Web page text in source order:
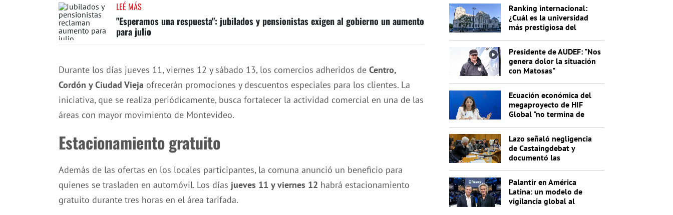
LEÉ MÁS
"Esperamos una respuesta": jubilados y pensionistas exigen al gobierno un aumento
para julio
Durante los días jueves 11, viernes 12 y sábado 13, los comercios adheridos de Centro,
Cordón y Ciudad Vieja ofrecerán promociones y descuentos especiales para los clientes. La
iniciativa, que se realiza periódicamente, busca fortalecer la actividad comercial en una de las
áreas con mayor movimiento de Montevideo.
Estacionamiento gratuito
Además de las ofertas en los locales participantes, la comuna anunció un beneficio para
quienes se trasladen en automóvil. Los días jueves 11 y viernes 12 habrá estacionamiento
gratuito durante tres horas en el área tarifada.
Ranking internacional:
¿Cuál es la universidad
más prestigiosa del
Presidente de AUDEF: "Nos
genera dolor la situación
con Matosas"
Ecuación económica del
megaproyecto de HIF
Global "no termina de
Lazo señaló negligencia
de Castaingdebat y
documentó las
Palantir en América
Latina: un modelo de
vigilancia global al